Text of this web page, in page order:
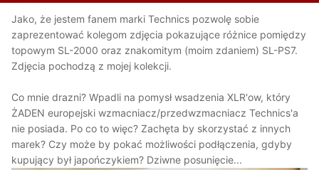
Jako, że jestem fanem marki Technics pozwolę sobie
zaprezentować kolegom zdjęcia pokazujące różnice pomiędzy
topowym SL-2000 oraz znakomitym (moim zdaniem) SL-PS7.
Zdjęcia pochodzą z mojej kolekcji.
Co mnie drazni? Wpadli na pomysł wsadzenia XLR'ow, który
ŻADEN europejski wzmacniacz/przedwzmacniacz Technics'a
nie posiada. Po co to więc? Zachęta by skorzystać z innych
marek? Czy może by pokać możliwości podłączenia, gdyby
kupujący był japończykiem? Dziwne posunięcie...